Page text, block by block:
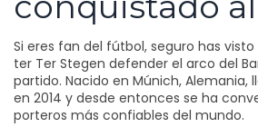
Si eres fan del fútbol, seguro has visto
ter Ter Stegen defender el arco del
partido. Nacido en Múnich, Alemania,
en 2014 y desde entonces se ha
porteros más confiables del mundo.